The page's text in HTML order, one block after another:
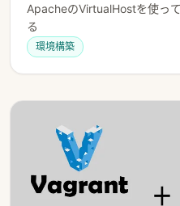
ApacheのVirtualHostを使っ
る
環境構築